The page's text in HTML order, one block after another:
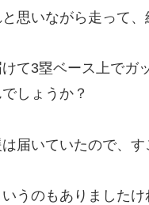
思いながら走って
て3塁ベース上で
しょうか？
届いていたので、す
うのもありました